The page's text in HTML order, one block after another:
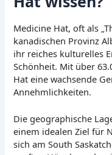
Medicine Hat, oft als
kanadischen Provinz
ihr reiches kulturelles
Schönheit. Mit über
Hat eine wachsende
Annehmlichkeiten.
Die geographische
einem idealen Ziel für
sich am South